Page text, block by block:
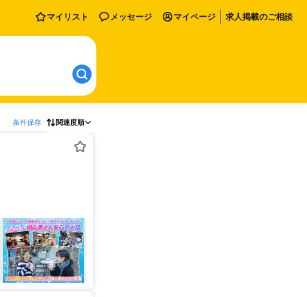
マイリスト メッセージ マイページ 求人掲載のご相談
条件保存 関連度順